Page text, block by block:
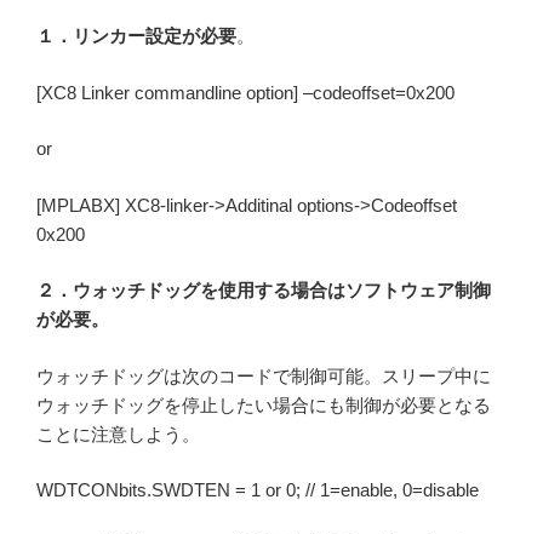
１．リンカー設定が必要。
[XC8 Linker commandline option] –codeoffset=0x200
or
[MPLABX] XC8-linker->Additinal options->Codeoffset
0x200
２．ウォッチドッグを使用する場合はソフトウェア制御
が必要。
ウォッチドッグは次のコードで制御可能。スリープ中に
ウォッチドッグを停止したい場合にも制御が必要となる
ことに注意しよう。
WDTCONbits.SWDTEN = 1 or 0; // 1=enable, 0=disable